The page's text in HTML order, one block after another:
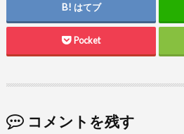
はてブ
Pocket
コメントを残す